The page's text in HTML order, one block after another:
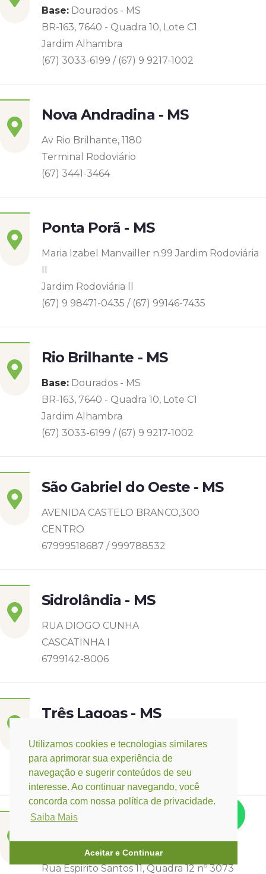
Utilizamos cookies e tecnologias similares
para aprimorar sua experiência de
navegação e sugerir conteúdos de seu
interesse. Ao continuar navegando, você
concorda com nossa política de privacidade.
Saiba Mais
Aceitar e Continuar
Base: Dourados - MS
BR-163, 7640 - Quadra 10, Lote C1
Jardim Alhambra
(67) 3033-6199 / (67) 9 9217-1002
Nova Andradina - MS
Av Rio Brilhante, 1180
Terminal Rodoviário
(67) 3441-3464
Ponta Porã - MS
Maria Izabel Manvailler n.99 Jardim Rodoviária
II
Jardim Rodoviária ll
(67) 9 98471-0435 / (67) 99146-7435
Rio Brilhante - MS
Base: Dourados - MS
BR-163, 7640 - Quadra 10, Lote C1
Jardim Alhambra
(67) 3033-6199 / (67) 9 9217-1002
São Gabriel do Oeste - MS
AVENIDA CASTELO BRANCO,300
CENTRO
67999518687 / 999788532
Sidrolândia - MS
RUA DIOGO CUNHA
CASCATINHA I
6799142-8006
Três Lagoas - MS
Rua Eurídice Chagas Cruz, 2675
Centro
(67) 9 9249-5406
Campo Verde - MT
Rondonópolis - MT
Rua Espirito Santos 11, Quadra 12 nº 3073